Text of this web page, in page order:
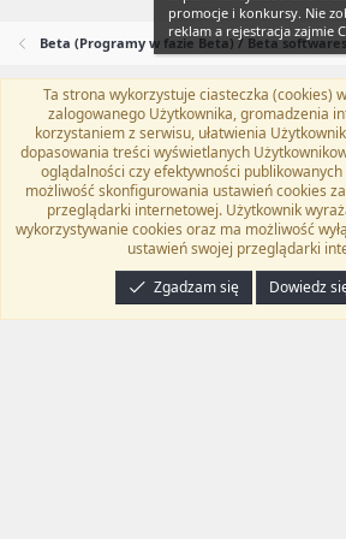
Beta (Programy w fazie Beta) / Beta softwares
Flat Awesome + (Parent DO NOT EDIT)
Kontakt
Regulamin Polityka prywatności
TwitterKontakt
RSS
Community platform by XenForo® © 2010-2024
programyzadarmo.net.pl . |
Email Check by MPM.PM
promocje i konkursy. Nie
reklam a rejestracja zajmie
Ta strona wykorzystuje ciasteczka (cookies)
zalogowanego Użytkownika, gromadzenia
korzystaniem z serwisu, ułatwienia
dopasowania treści wyświetlanych
oglądalności czy efektywności
możliwość skonfigurowania ustawień cookies
przeglądarki internetowej. Użytkownik
wykorzystywanie cookies oraz ma możliwość
ustawień swojej przeglądarki
Zgadzam się
Dowiedz